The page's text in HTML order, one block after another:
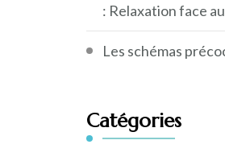
: Relaxation face
Les schémas
Catégories